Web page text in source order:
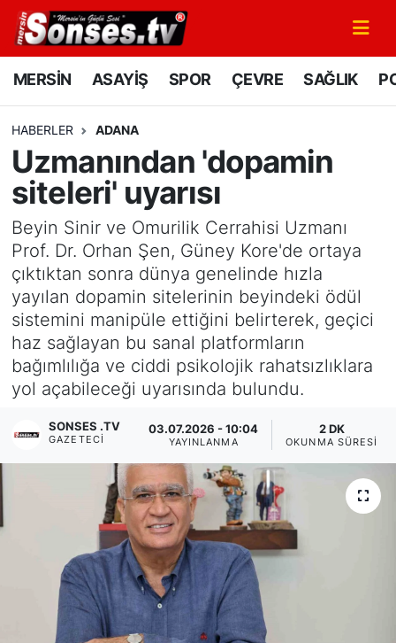
MERSİN ASAYİŞ SPOR ÇEVRE SAĞLIK
HABERLER ADANA
Uzmanından 'dopamin
siteleri' uyarısı
Beyin Sinir ve Omurilik Cerrahisi Uzmanı
Prof. Dr. Orhan Şen, Güney Kore'de ortaya
çıktıktan sonra dünya genelinde hızla
yayılan dopamin sitelerinin beyindeki ödül
sistemini manipüle ettiğini belirterek, geçici
haz sağlayan bu sanal platformların
bağımlılığa ve ciddi psikolojik rahatsızlıklara
yol açabileceği uyarısında bulundu.
SONSES .TV
GAZETECI
03.07.2026 - 10:04
YAYINLANMA
2 DK
OKUNMA SÜRESI
MERSİN
SPOR
GÜNÜN MANŞETİ
DÜNYA
KÜLTÜR - SANAT
MAGAZİN
SAĞLIK
Siyaset
YEREL HABER
Haberde insan
Tanıtım
Mersin Nöbetçi Eczaneler
Mersin Namaz Vakitleri
Mersin Trafik Yoğunluk Haritası
Süper Lig Puan Durumu ve Fikstür
Tüm Manşetler
Son Dakika Haberleri
Haber Arşivi